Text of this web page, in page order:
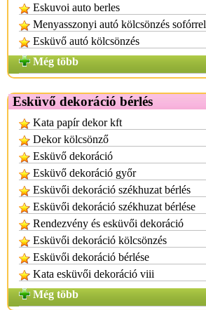
Eskuvoi auto berles
Menyasszonyi autó kölcsönzés sofórrel
Esküvő autó kölcsönzés
Még több
Esküvő dekoráció bérlés
Kata papír dekor kft
Dekor kölcsönző
Esküvő dekoráció
Esküvő dekoráció győr
Esküvői dekoráció székhuzat bérlés
Esküvői dekoráció székhuzat bérlése
Rendezvény és esküvői dekoráció
Esküvői dekoráció kölcsönzés
Esküvői dekoráció bérlése
Kata esküvői dekoráció viii
Még több